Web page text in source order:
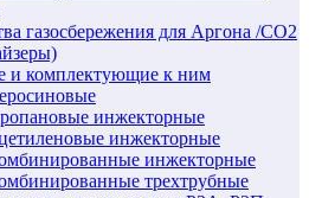
газосбережения для Аргона /СО2
и комплектующие к ним
инжекторные
инжекторные
инжекторные
трехтрубные